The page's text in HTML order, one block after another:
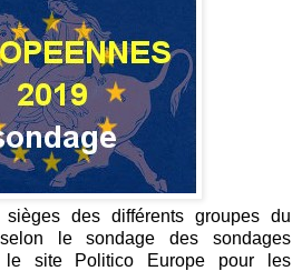
des différents groupes du
le sondage des sondages
le site Politico Europe pour les